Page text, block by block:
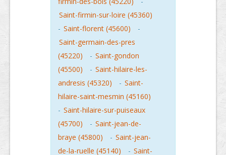
Saint-firmin-sur-loire (45360)
- Saint-florent (45600)
-
Saint-germain-des-pres
(45220)
- Saint-gondon
(45500)
- Saint-hilaire-les-
andresis (45320)
- Saint-
hilaire-saint-mesmin (45160)
- Saint-hilaire-sur-puiseaux
(45700)
- Saint-jean-de-
braye (45800)
- Saint-jean-
de-la-ruelle (45140)
- Saint-